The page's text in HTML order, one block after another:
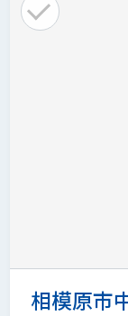
相模原市